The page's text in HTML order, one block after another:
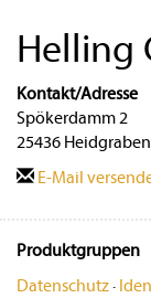
Helling
Kontakt/Adresse
Spökerdamm 2
25436 Heidgraben
E-Mail
Produktgruppen
Datenschutz·